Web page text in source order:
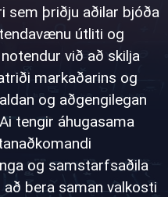
sem þriðju aðilar bjóða
útliti og
við að skilja
markaðarins og
og aðgengilegan
Ai tengir áhugasama
og samstarfsaðila
bera saman valkosti